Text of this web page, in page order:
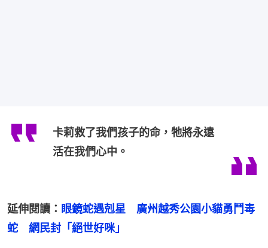
卡莉救了我們孩子的命，牠將永遠
活在我們心中。
延伸閱讀： 眼鏡蛇遇剋星　廣州越秀公園小貓勇鬥毒
蛇　網民封「絕世好咪」